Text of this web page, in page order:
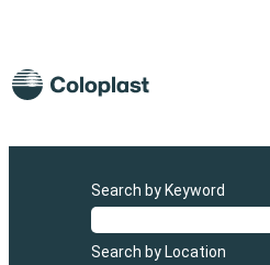
Search by Keyword
Search by Location